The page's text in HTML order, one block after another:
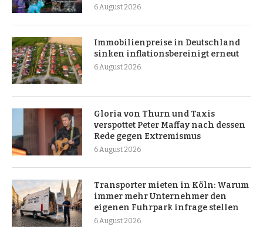
6 August 2026
Immobilienpreise in Deutschland
sinken inflationsbereinigt erneut
6 August 2026
Gloria von Thurn und Taxis
verspottet Peter Maffay nach dessen
Rede gegen Extremismus
6 August 2026
Transporter mieten in Köln: Warum
immer mehr Unternehmer den
eigenen Fuhrpark infrage stellen
6 August 2026